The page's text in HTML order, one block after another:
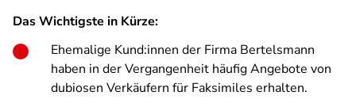
Das Wichtigste in Kürze:
Ehemalige Kund:innen der Firma Bertelsmann
haben in der Vergangenheit häufig Angebote von
dubiosen Verkäufern für Faksimiles erhalten.